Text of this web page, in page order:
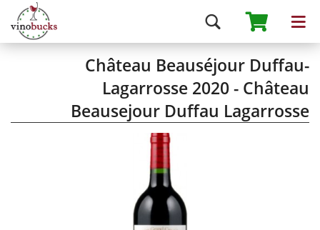
Château Beauséjour Duffau-
Lagarrosse 2020 - Château
Beausejour Duffau Lagarrosse